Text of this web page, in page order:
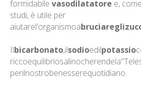
formidabile vasodilatatore e,
studi, è utile per
aiutarel'organismoa
Ilbicarbonato,ilsodioedilpotassio
perilnostrobenesserequotidiano.